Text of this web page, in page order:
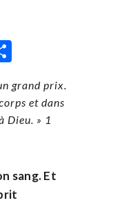
grand prix.
et dans
Dieu. » 1
sang. Et